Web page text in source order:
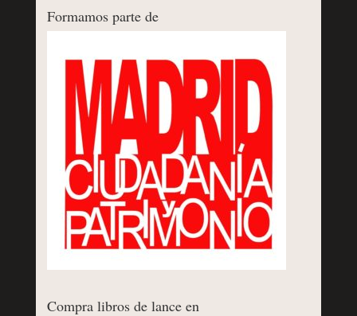
Formamos parte de
Compra libros de lance en